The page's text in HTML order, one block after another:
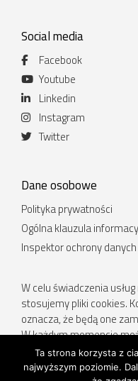
Social media
Facebook
Youtube
Linkedin
Instagram
Twitter
Dane osobowe
Polityka prywatności
Ogólna klauzula
Inspektor ochrony
W celu świadczenia
stosujemy pliki cookies.
oznacza, że będą one
W każdym momencie
Twojej przeglądarki.
Ta strona korzysta z
najwyższym poziomie.